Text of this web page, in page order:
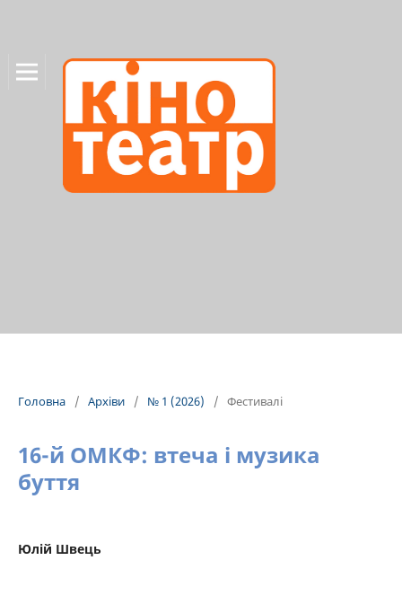
Головна / Архіви / № 1 (2026) / Фестивалі
16-й ОМКФ: втеча і музика
буття
Юлій Швець